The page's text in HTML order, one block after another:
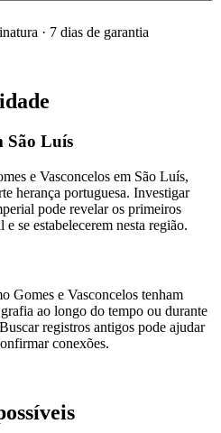
· 7 dias de garantia
São Luís
e Vasconcelos em São Luís,
herança portuguesa. Investigar
pode revelar os primeiros
se estabelecerem nesta região.
Gomes e Vasconcelos tenham
ao longo do tempo ou durante
registros antigos pode ajudar
conexões.